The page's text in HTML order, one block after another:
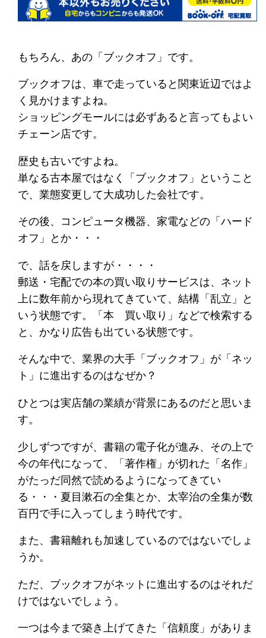
もちろん、あの「ブックオフ」です。
ブックオフは、車で走っていると関東近辺ではよ
く見かけますよね。
ショッピングモールには必ずあると言ってもよい
チェーン店です。
歴史も古いですよね。
単なる古本屋ではなく「ブックオフ」ということ
で、業態変更して大成功した会社です。
その後、コンピュータ機器、家電などの「ハード
オフ」とか・・・
で、話を戻しますが・・・・
郵送・宅配での本の買い取りサービスは、ネット
上に数年前から現れてきていて、結構「乱立」と
いう状態です。「本 買い取り」などで検索する
と、かなり広告も出ている状態です。
そんな中で、業界の大手「ブックオフ」が「ネッ
ト」に進出するのはなぜか？
ひとつは実店舗の業績が背景にあるのだと思いま
す。
少しずつですが、書籍の電子化が進み、その上で
今の年代になって、「著作権」が切れた「名作」
がたっだ同然で読めるようになってきてい
る・・・夏目漱石の全集とか、太宰治の全集が数
百円で手に入ってしまう時代です。
また、書籍離れも加速しているのではないでしょ
うか。
ただ、ブックオフがネットに進出するのはそれだ
けではないでしょう。
一つは今まで築き上げてきた「信頼度」がありま